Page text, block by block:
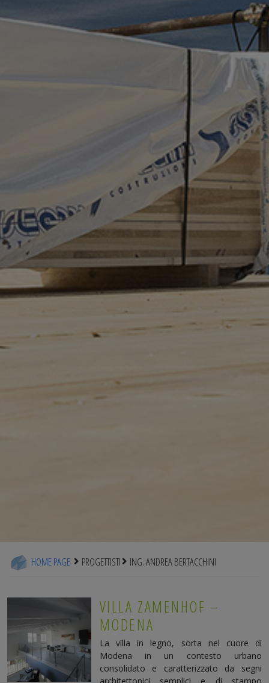
HOME PAGE PROGETTISTI ING. ANDREA BERTACCHINI
VILLA ZAMENHOF –
MODENA
La villa in legno, sorta nel cuore di
Modena in un contesto urbano
consolidato e caratterizzato da segni
architettonici semplici e di stampo